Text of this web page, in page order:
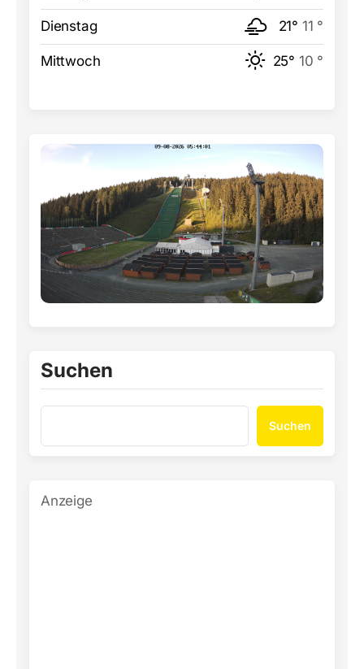
Dienstag 21° 11 °
Mittwoch 25° 10 °
Suchen
Suchen
Anzeige